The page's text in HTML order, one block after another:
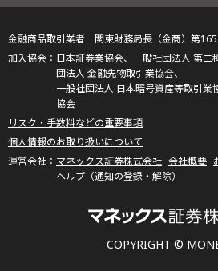
COPYRIGHT ©
金融商品取引業者 関東財務局長（金商）第
日本証券業協会、一般社団法人 第
団法人 金融先物取引業協会、
一般社団法人 日本暗号資産等取引
協会
リスク・手数料などの重要事項
個人情報のお取り扱いについて
マネックス証券株式会社 会社概要
ヘルプ（通知の登録・解除）